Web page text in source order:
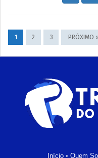
1 2 3 PRÓXIMO
Início• Quem